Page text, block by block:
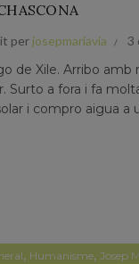
per josepmariavia 3
de Xile. Arribo amb
Surto a fora i fa
i compro aigua a
, Humanisme, Josep